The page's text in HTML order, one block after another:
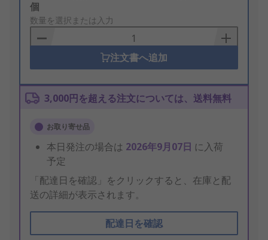
Add
to
Basket
個
数量を選択または入力
注文書へ追加
3,000円を超える注文については、送料無料
お取り寄せ品
本日発注の場合は 2026年9月07日 に入荷
予定
「配達日を確認」をクリックすると、在庫と配
送の詳細が表示されます。
配達日を確認